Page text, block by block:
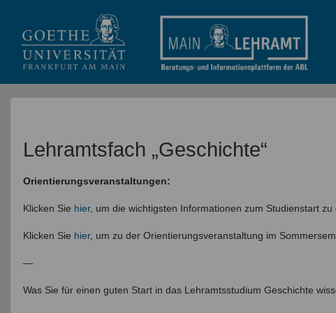
Lehramtsfach „Geschichte“
Orientierungsveranstaltungen:
Klicken Sie hier, um die wichtigsten Informationen zum Studienstart zu
Klicken Sie hier, um zu der Orientierungsveranstaltung im
—
Was Sie für einen guten Start in das Lehramtsstudium Geschichte